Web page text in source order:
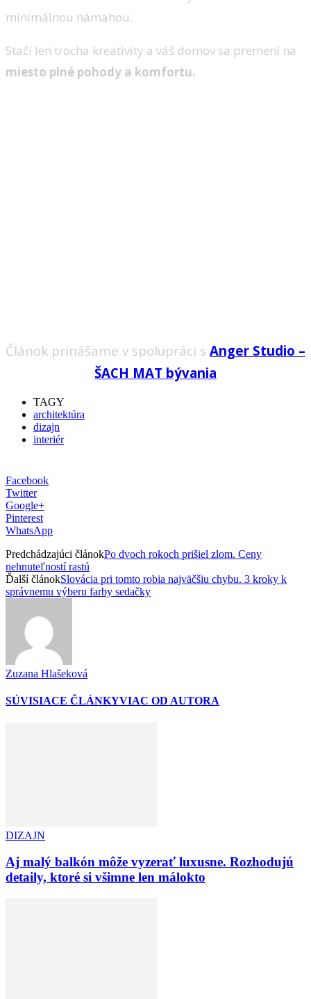
minimálnou námahou.
Stačí len trocha kreativity a váš domov sa premení na
miesto plné pohody a komfortu.
Článok prinášame v spolupráci s Anger Studio –
ŠACH MAT bývania
TAGY
architektúra
dizajn
interiér
Facebook
Twitter
Google+
Pinterest
WhatsApp
Predchádzajúci článokPo dvoch rokoch prišiel zlom. Ceny
nehnuteľností rastú
Ďalší článokSlovácia pri tomto robia najväčšiu chybu. 3 kroky k
správnemu výberu farby sedačky
Zuzana Hlašeková
SÚVISIACE ČLÁNKYVIAC OD AUTORA
DIZAJN
Aj malý balkón môže vyzerať luxusne. Rozhodujú
detaily, ktoré si všimne len málokto